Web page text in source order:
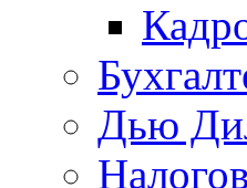
Дью